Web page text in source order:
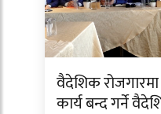
वैदेशिक
कार्य बन्द गर्ने